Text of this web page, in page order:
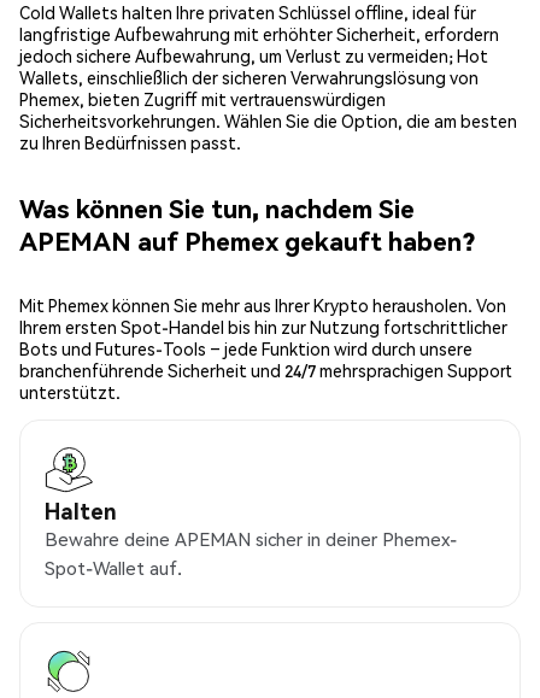
Cold Wallets halten Ihre privaten Schlüssel offline, ideal für
langfristige Aufbewahrung mit erhöhter Sicherheit, erfordern
jedoch sichere Aufbewahrung, um Verlust zu vermeiden; Hot
Wallets, einschließlich der sicheren Verwahrungslösung von
Phemex, bieten Zugriff mit vertrauenswürdigen
Sicherheitsvorkehrungen. Wählen Sie die Option, die am besten
zu Ihren Bedürfnissen passt.
Was können Sie tun, nachdem Sie
APEMAN auf Phemex gekauft haben?
Mit Phemex können Sie mehr aus Ihrer Krypto herausholen. Von
Ihrem ersten Spot-Handel bis hin zur Nutzung fortschrittlicher
Bots und Futures-Tools – jede Funktion wird durch unsere
branchenführende Sicherheit und 24/7 mehrsprachigen Support
unterstützt.
Halten
Bewahre deine APEMAN sicher in deiner Phemex-
Spot-Wallet auf.